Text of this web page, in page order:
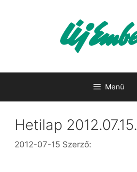
Menü
Hetilap 2012.07.15.
2012-07-15 Szerző: